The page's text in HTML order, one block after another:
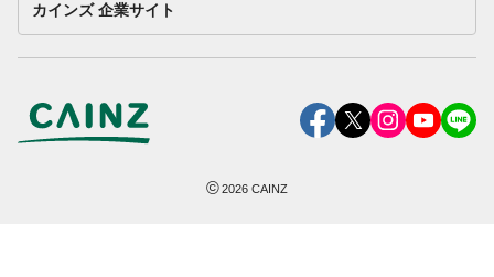
カインズ 企業サイト
©2026 CAINZ